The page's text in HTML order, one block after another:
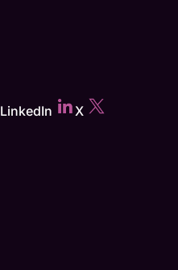
LinkedIn X